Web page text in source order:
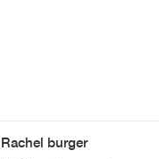
Rachel burger